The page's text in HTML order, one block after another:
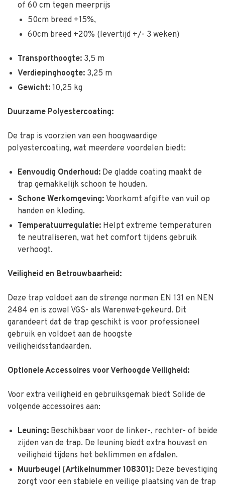
of 60 cm tegen meerprijs
50cm breed +15%,
60cm breed +20% (levertijd +/- 3 weken)
Transporthoogte: 3,5 m
Verdiepinghoogte: 3,25 m
Gewicht: 10,25 kg
Duurzame Polyestercoating:
De trap is voorzien van een hoogwaardige
polyestercoating, wat meerdere voordelen biedt:
Eenvoudig Onderhoud: De gladde coating maakt de
trap gemakkelijk schoon te houden.
Schone Werkomgeving: Voorkomt afgifte van vuil op
handen en kleding.
Temperatuurregulatie: Helpt extreme temperaturen
te neutraliseren, wat het comfort tijdens gebruik
verhoogt.
Veiligheid en Betrouwbaarheid:
Deze trap voldoet aan de strenge normen EN 131 en NEN
2484 en is zowel VGS- als Warenwet-gekeurd. Dit
garandeert dat de trap geschikt is voor professioneel
gebruik en voldoet aan de hoogste
veiligheidsstandaarden.
Optionele Accessoires voor Verhoogde Veiligheid:
Voor extra veiligheid en gebruiksgemak biedt Solide de
volgende accessoires aan:
Leuning: Beschikbaar voor de linker-, rechter- of beide
zijden van de trap. De leuning biedt extra houvast en
veiligheid tijdens het beklimmen en afdalen.
Muurbeugel (Artikelnummer 108301): Deze bevestiging
zorgt voor een stabiele en veilige plaatsing van de trap